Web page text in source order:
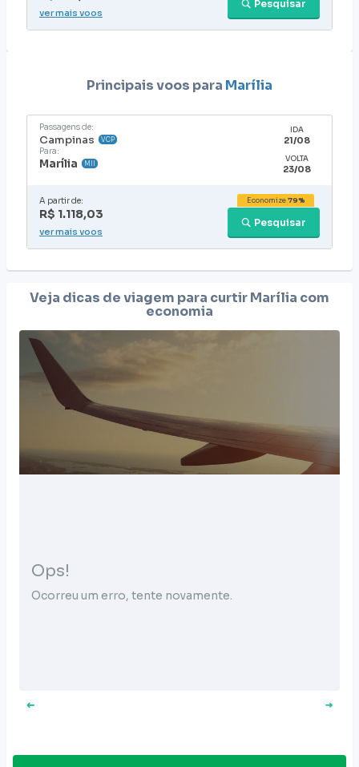
Pesquisar
ver mais voos
Principais voos para Marília
Passagens de:
Campinas VCP
Para:
Marília MII
IDA
21/08
VOLTA
23/08
A partir de:
R$ 1.118,03
Pesquisar
Economize79%
ver mais voos
Veja dicas de viagem para curtirMarília com
economia
Ops!
Ocorreu um erro, tente novamente.